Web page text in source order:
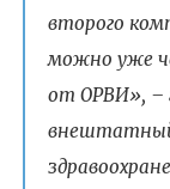
второго
можно уже
от ОРВИ», –